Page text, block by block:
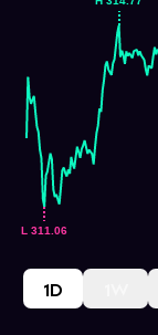
1D